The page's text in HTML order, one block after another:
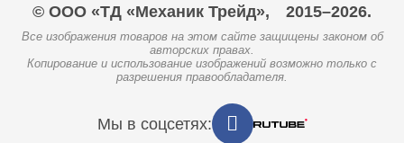
© ООО «ТД «Механик Трейд», 2015–2026.
Все изображения товаров на этом сайте защищены законом об
авторских правах.
Копирование и использование изображений возможно только с
разрешения правообладателя.
Мы в соцсетях: